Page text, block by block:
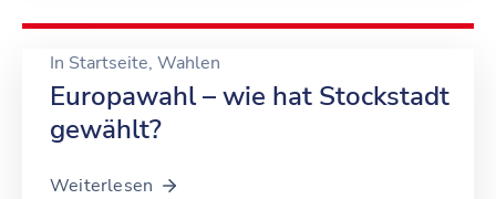
In Startseite‚ Wahlen
Europawahl – wie hat Stockstadt
gewählt?
Weiterlesen